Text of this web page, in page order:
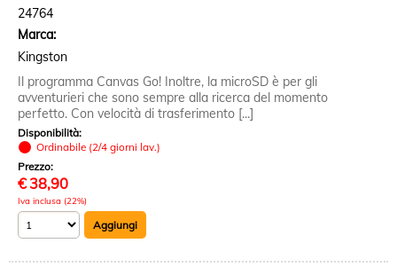
24764
Marca:
Kingston
Il programma Canvas Go! Inoltre, la microSD è per gli
avventurieri che sono sempre alla ricerca del momento
perfetto. Con velocità di trasferimento [...]
Disponibilità:
Ordinabile (2/4 giorni lav.)
Prezzo:
€ 38,90
Iva inclusa (22%)